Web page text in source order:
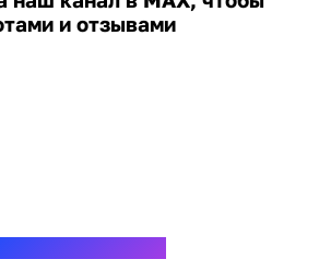
и отзывами